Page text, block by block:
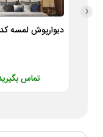
دیوارپوش لمسه کد
تماس
‹